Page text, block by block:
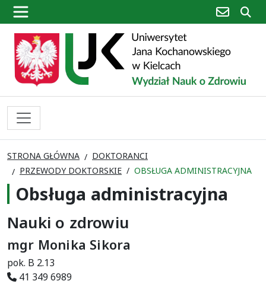
poczta
STRONA GŁÓWNA
DOKTORANCI
PRZEWODY DOKTORSKIE
OBSŁUGA ADMINISTRACYJNA
Obsługa administracyjna
Nauki o zdrowiu
mgr Monika Sikora
pok. B 2.13
41 349 6989